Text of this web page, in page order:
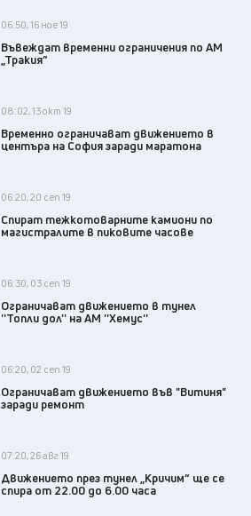
06:50, 16 ное 19
Въвеждат временни ограничения по АМ
„Тракия”
08:02, 13 окт 19
Временно ограничават движението в
центъра на София заради маратона
06:20, 20 сеп 19
Спират тежкотоварните камиони по
магистралите в пиковите часове
06:30, 03 сеп 19
Ограничават движението в тунел
''Топли дол'' на АМ ''Хемус''
06:20, 02 сеп 19
Ограничават движението във "Витиня"
заради ремонт
07:20, 26 авг 19
Движението през тунел „Кричим“ ще се
спира от 22.00 до 6.00 часa